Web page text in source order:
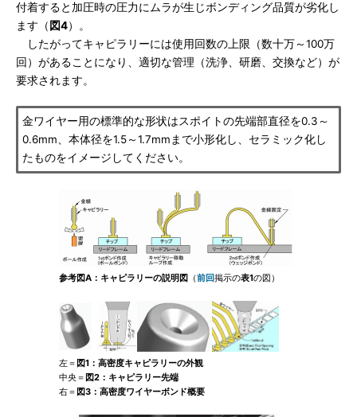
付着すると加圧時の圧力にムラが生じボンディング品質が劣化し
ます（ 図4）。
したがってキャピラリーには使用回数の上限（数十万～100万
回）があることになり、適切な管理（洗浄、研磨、交換など）が
要求されます。
金ワイヤー用の標準的な形状はスポイトの先端部直径を0.3～
0.6mm、本体径を1.5～1.7mmまで小形化し、セラミック化し
たものをイメージしてください。
参考図A：キャピラリーの説明図 （前回掲示の表1の図）
左＝ 図1：高密度キャピラリーの外観
中央＝ 図2：キャピラリー先端
右＝ 図3：高密度ワイヤーボンド概要